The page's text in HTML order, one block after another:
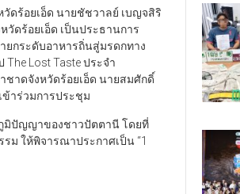
ดร้อยเอ็ด นายชัชวาลย์ เบญจสิริ
วัดร้อยเอ็ด เป็นประธานการ
ยกระดับอาหารถิ่นสู่มรดกทาง
Lost Taste ประจำ
ชาดจังหวัดร้อยเอ็ด นายสมศักดิ์
าร่วมการประชุม
มิปัญญาของชาวปัตตานี โดยที่
ม ให้พิจารณาประกาศเป็น “1